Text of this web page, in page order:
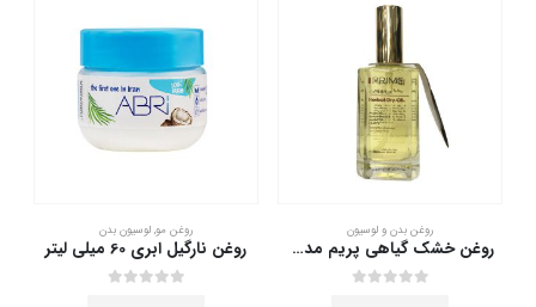
روغن بدن و لوسیون
روغن خشک گیاهی پریم مدل Corpex حجم 100میلی لیتر
روغن مو, لوسیون بدن
روغن نارگیل ابری 60 میلی لیتر